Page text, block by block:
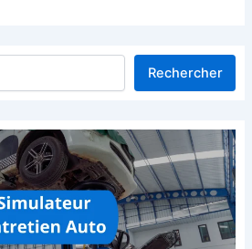
Rechercher